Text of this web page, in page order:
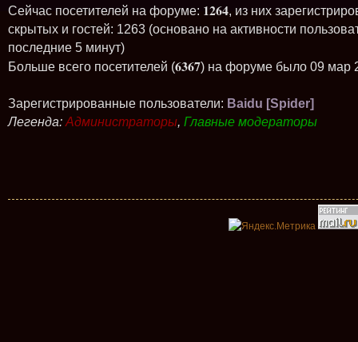
Сейчас посетителей на форуме: 1264, из них
скрытых и гостей: 1263 (основано на активности
последние 5 минут)
Больше всего посетителей (6367) на форуме было 09 мар
Зарегистрированные пользователи: Baidu [Spider]
Легенда: Администраторы, Главные модераторы